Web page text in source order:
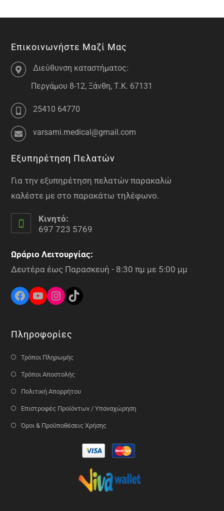
Επικοινωνήστε Μαζί Μας
Διεύθυνση καταστήματος:
Περγάμου 8-12, Ξάνθη, Τ.Κ. 67131
25410 64770
varsami.medical@gmail.com
Εξυπηρέτηση Πελατών
Για την εξυπηρέτηση πελατών παρακαλώ
καλέστε με στο παρακάτω τηλέφωνο.
Κινητό:
697 723 5769
Ωράριο Λειτουργίας:
Δευτέρα έως Παρασκευή - 8:30 πμ με 5:00 μμ
Πληροφορίες
Τρόποι Πληρωμής
Τρόποι Αποστολής
Πολιτική Απορρήτου
Επιστροφές Προϊόντων / Υπαναχώρηση
Όροι & Προϋποθέσεις Χρήσης